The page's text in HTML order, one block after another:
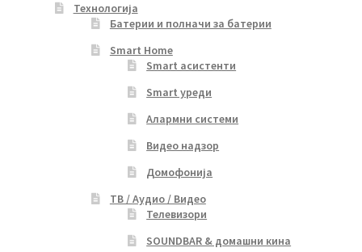
Технологија
Батерии и полначи за батерии
Smart Home
Smart асистенти
Smart уреди
Алармни системи
Видео надзор
Домофонија
ТВ / Аудио / Видео
Телевизори
SOUNDBAR & домашни кина